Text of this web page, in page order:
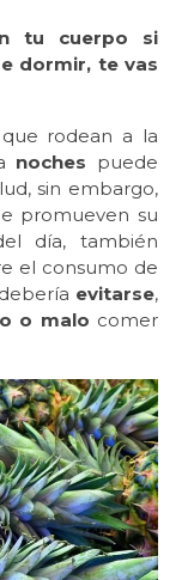
tu cuerpo si
dormir, te vas
rodean a la
noches puede
sin embargo,
promueven su
día, también
el consumo de
evitarse,
o malo comer